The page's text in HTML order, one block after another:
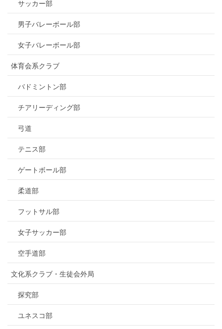
サッカー部
男子バレーボール部
女子バレーボール部
体育会系クラブ
バドミントン部
チアリーディング部
弓道
テニス部
ゲートボール部
柔道部
フットサル部
女子サッカー部
空手道部
文化系クラブ・生徒会外局
探究部
ユネスコ部